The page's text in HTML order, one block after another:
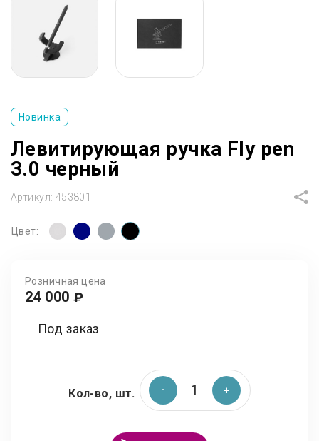
Новинка
Левитирующая ручка Fly pen
3.0 черный
Артикул: 453801
Цвет:
Розничная цена
24 000 ₽
Под заказ
Кол-во, шт.